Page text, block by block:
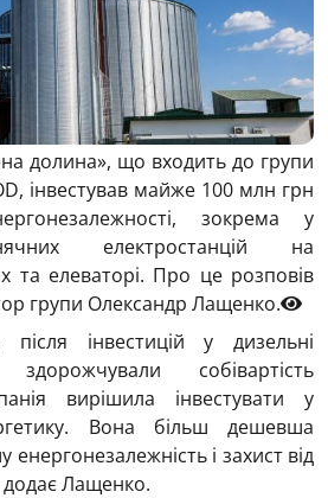
долина», що входить до групи
інвестував майже 100 млн грн
зокрема у
електростанцій на
та елеваторі. Про це розповів
групи Олександр Лащенко.
інвестицій у дизельні
собівартість
вирішила інвестувати у
Вона більш дешевша
енергонезалежність і захист від
Лащенко.